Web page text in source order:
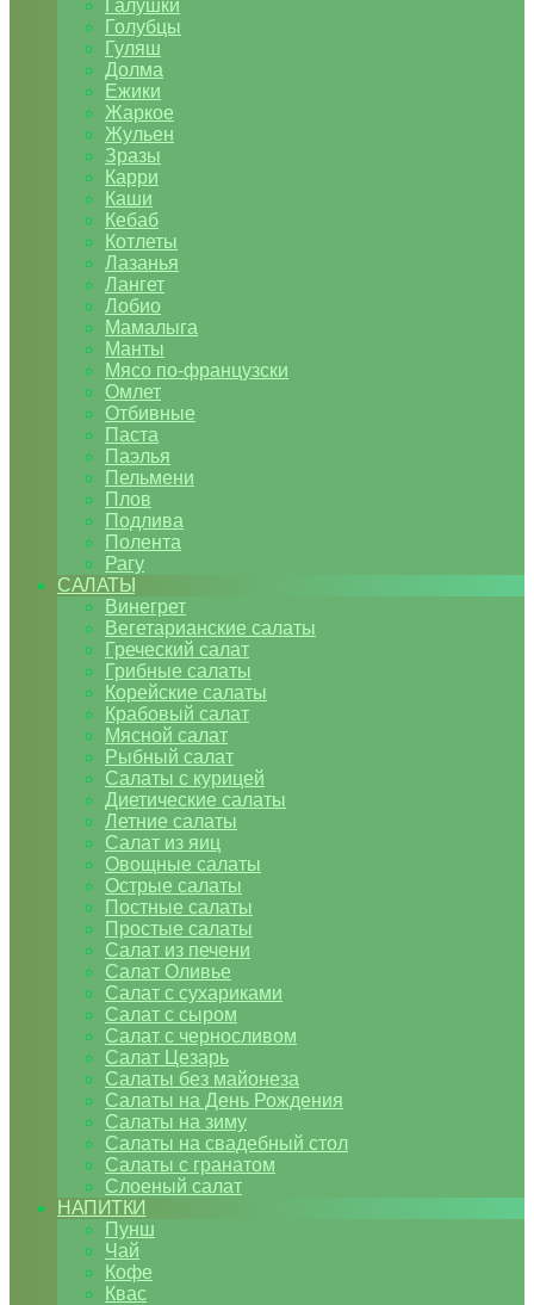
Галушки
Голубцы
Гуляш
Долма
Ежики
Жаркое
Жульен
Зразы
Карри
Каши
Кебаб
Котлеты
Лазанья
Лангет
Лобио
Мамалыга
Манты
Мясо по-французски
Омлет
Отбивные
Паста
Паэлья
Пельмени
Плов
Подлива
Полента
Рагу
САЛАТЫ
Винегрет
Вегетарианские салаты
Греческий салат
Грибные салаты
Корейские салаты
Крабовый салат
Мясной салат
Рыбный салат
Салаты с курицей
Диетические салаты
Летние салаты
Салат из яиц
Овощные салаты
Острые салаты
Постные салаты
Простые салаты
Салат из печени
Салат Оливье
Салат с сухариками
Салат с сыром
Салат с черносливом
Салат Цезарь
Салаты без майонеза
Салаты на День Рождения
Салаты на зиму
Салаты на свадебный стол
Салаты с гранатом
Слоеный салат
НАПИТКИ
Пунш
Чай
Кофе
Квас